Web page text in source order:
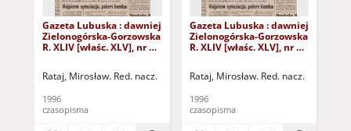
Gazeta Lubuska : dawniej
Zielonogórska-Gorzowska
R. XLIV [właśc. XLV], nr 52
Rataj, Mirosław. Red. nacz.
1996
czasopisma
Gazeta Lubuska : dawniej
Zielonogórska-Gorzowska
R. XLIV [właśc. XLV], nr 46
Rataj, Mirosław. Red. nacz.
1996
czasopisma